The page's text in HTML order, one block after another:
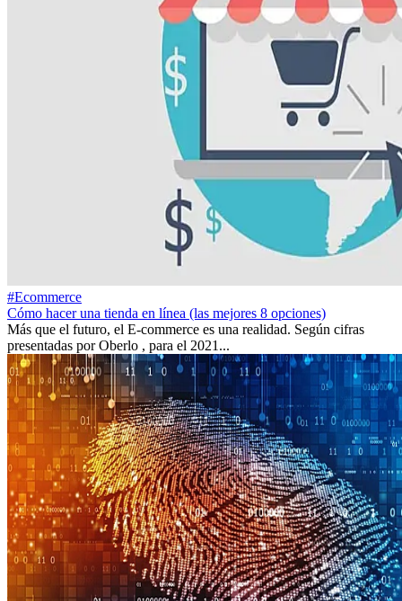
#Ecommerce
Cómo hacer una tienda en línea (las mejores 8 opciones)
Más que el futuro, el E-commerce es una realidad. Según cifras
presentadas por Oberlo , para el 2021...